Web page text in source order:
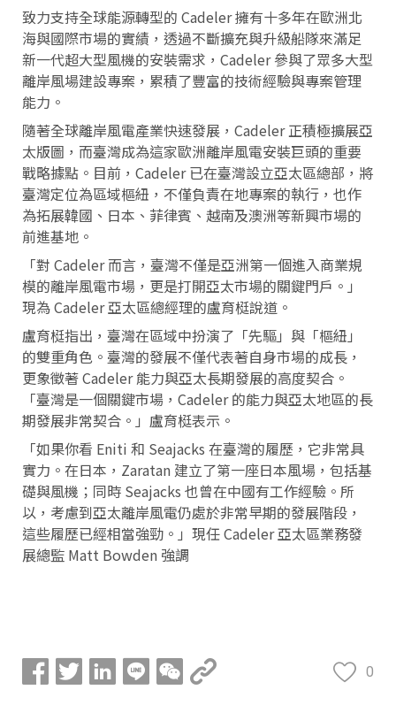
致力支持全球能源轉型的 Cadeler 擁有十多年在歐洲北
海與國際市場的實績，透過不斷擴充與升級船隊來滿足
新一代超大型風機的安裝需求，Cadeler 參與了眾多大型
離岸風場建設專案，累積了豐富的技術經驗與專案管理
能力。
隨著全球離岸風電產業快速發展，Cadeler 正積極擴展亞
太版圖，而臺灣成為這家歐洲離岸風電安裝巨頭的重要
戰略據點。目前，Cadeler 已在臺灣設立亞太區總部，將
臺灣定位為區域樞紐，不僅負責在地專案的執行，也作
為拓展韓國、日本、菲律賓、越南及澳洲等新興市場的
前進基地。
「對 Cadeler 而言，臺灣不僅是亞洲第一個進入商業規
模的離岸風電市場，更是打開亞太市場的關鍵門戶。」
現為 Cadeler 亞太區總經理的盧育梃說道。
盧育梃指出，臺灣在區域中扮演了「先驅」與「樞紐」
的雙重角色。臺灣的發展不僅代表著自身市場的成長，
更象徵著 Cadeler 能力與亞太長期發展的高度契合。
「臺灣是一個關鍵市場，Cadeler 的能力與亞太地區的長
期發展非常契合。」盧育梃表示。
「如果你看 Eniti 和 Seajacks 在臺灣的履歷，它非常具
實力。在日本，Zaratan 建立了第一座日本風場，包括基
礎與風機；同時 Seajacks 也曾在中國有工作經驗。所
以，考慮到亞太離岸風電仍處於非常早期的發展階段，
這些履歷已經相當強勁。」現任 Cadeler 亞太區業務發
展總監 Matt Bowden 強調
0